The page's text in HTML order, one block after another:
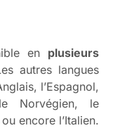
en plusieurs
autres langues
l’Espagnol,
Norvégien, le
encore l’Italien.